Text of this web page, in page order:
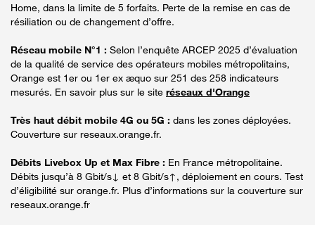
Home, dans la limite de 5 forfaits. Perte de la remise en cas de
résiliation ou de changement d’offre.
Réseau mobile N°1 : Selon l’enquête ARCEP 2025 d’évaluation
de la qualité de service des opérateurs mobiles métropolitains,
Orange est 1er ou 1er ex æquo sur 251 des 258 indicateurs
mesurés. En savoir plus sur le site réseaux d'Orange
Très haut débit mobile 4G ou 5G : dans les zones déployées.
Couverture sur reseaux.orange.fr.
Débits Livebox Up et Max Fibre : En France métropolitaine.
Débits jusqu’à 8 Gbit/s↓ et 8 Gbit/s↑, déploiement en cours. Test
d’éligibilité sur orange.fr. Plus d’informations sur la couverture sur
reseaux.orange.fr